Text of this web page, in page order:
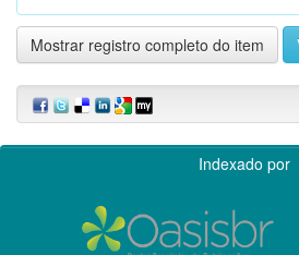
Mostrar registro completo do item
Indexado por